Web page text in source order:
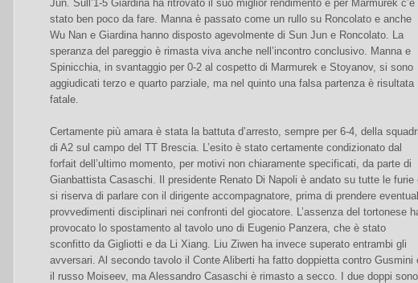
Jun. Sull’1-5 Giardina ha ritrovato il suo miglior rendimento e per Marmurek c’è
stato ben poco da fare. Manna è passato come un rullo su Roncolato e anche
Wu Nan e Giardina hanno disposto agevolmente di Sun Jun e Roncolato. La
speranza del pareggio è rimasta viva anche nell’incontro conclusivo. Manna e
Spinicchia, in svantaggio per 0-2 al cospetto di Marmurek e Stoyanov, si sono
aggiudicati terzo e quarto parziale, ma nel quinto una falsa partenza è risultata
fatale.
Certamente più amara è stata la battuta d’arresto, sempre per 6-4, della
di A2 sul campo del TT Brescia. L’esito è stato certamente condizionato dal
forfait dell’ultimo momento, per motivi non chiaramente specificati, da parte di
Gianbattista Casaschi. Il presidente Renato Di Napoli è andato su tutte le furie
si riserva di parlare con il dirigente accompagnatore, prima di prendere
provvedimenti disciplinari nei confronti del giocatore. L’assenza del tortonese
provocato lo spostamento al tavolo uno di Eugenio Panzera, che è stato
sconfitto da Gigliotti e da Li Xiang. Liu Ziwen ha invece superato entrambi gli
avversari. Al secondo tavolo il Conte Aliberti ha fatto doppietta contro Gusmini
il russo Moiseev, ma Alessandro Casaschi è rimasto a secco. I due doppi sono